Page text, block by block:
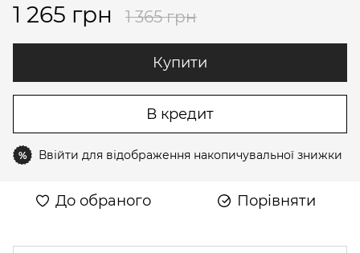
1 265 грн 1 365 грн
Купити
В кредит
% Ввійти для відображення накопичувальної знижки
До обраного Порівняти